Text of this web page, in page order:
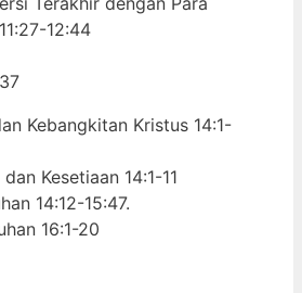
12:44
Kebangkitan Kristus 14:1-
Kesetiaan 14:1-11
14:12-15:47.
16:1-20